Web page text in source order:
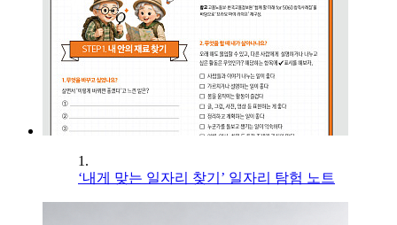
1.
‘내게 맞는 일자리 찾기’ 일자리 탐험 노트